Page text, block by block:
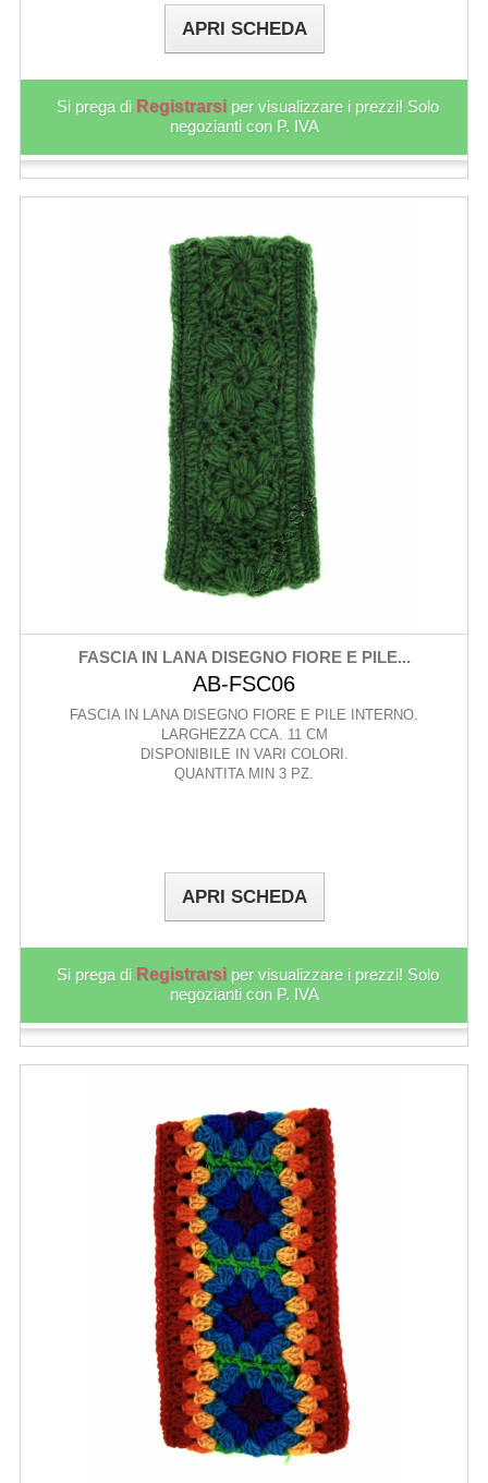
APRI SCHEDA
Si prega di Registrarsi per visualizzare i prezzi! Solo
negozianti con P. IVA
FASCIA IN LANA DISEGNO FIORE E PILE...
AB-FSC06
FASCIA IN LANA DISEGNO FIORE E PILE INTERNO.
LARGHEZZA CCA. 11 CM
DISPONIBILE IN VARI COLORI.
QUANTITA MIN 3 PZ.
APRI SCHEDA
Si prega di Registrarsi per visualizzare i prezzi! Solo
negozianti con P. IVA